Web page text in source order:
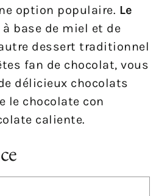
option populaire. Le
base de miel et de
dessert traditionnel
fan de chocolat, vous
délicieux chocolats
le chocolate con
caliente.